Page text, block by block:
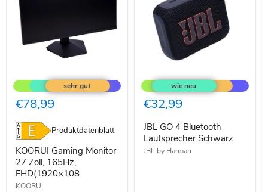
Gaming
Monitor
27
Zoll,
165Hz,
FHD(1920×108
€78,99
Produktdatenblatt
KOORUI Gaming Monitor
27 Zoll, 165Hz,
FHD(1920×108
KOORUI
GO
4
Bluetooth
Lautsprecher
€32,99
JBL GO 4 Bluetooth
Lautsprecher Schwarz
JBL by Harman